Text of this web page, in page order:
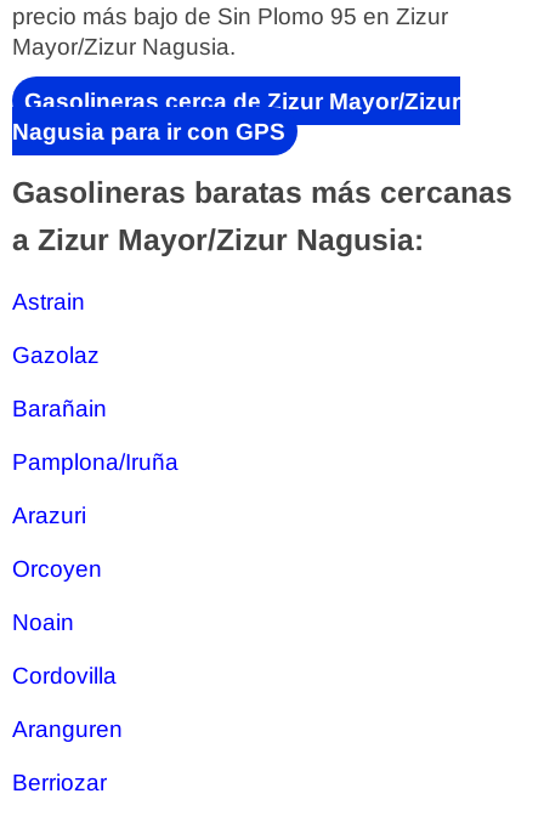
precio más bajo de Sin Plomo 95 en Zizur
Mayor/Zizur Nagusia.
Gasolineras cerca de Zizur Mayor/Zizur
Nagusia para ir con GPS
Gasolineras baratas más cercanas
a Zizur Mayor/Zizur Nagusia:
Astrain
Gazolaz
Barañain
Pamplona/Iruña
Arazuri
Orcoyen
Noain
Cordovilla
Aranguren
Berriozar